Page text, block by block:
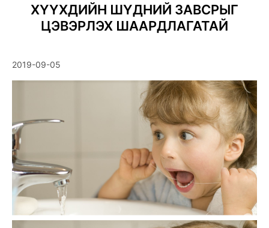
ХҮҮХДИЙН ШҮДНИЙ ЗАВСРЫГ
ЦЭВЭРЛЭХ ШААРДЛАГАТАЙ
2019-09-05